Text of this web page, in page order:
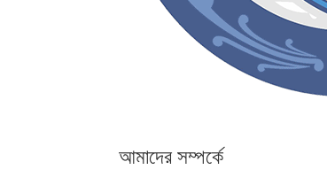
আমাদের সম্পর্কে